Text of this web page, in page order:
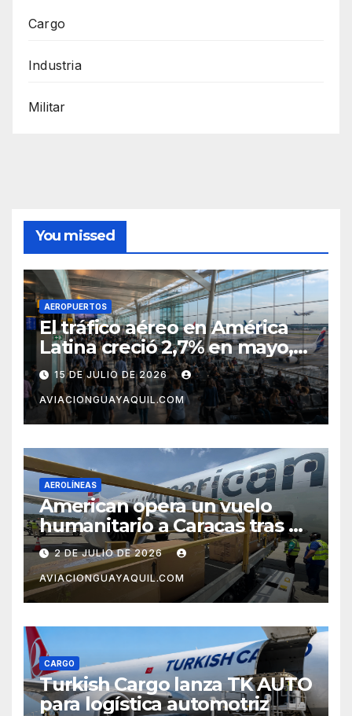
Cargo
Industria
Militar
You missed
AEROPUERTOS
El tráfico aéreo en América
Latina creció 2,7% en mayo,
pero el mercado con EE.UU.
completa tres meses en
caída
15 DE JULIO DE 2026
AVIACIONGUAYAQUIL.COM
AEROLÍNEAS
American opera un vuelo
humanitario a Caracas tras el
terremoto en Venezuela
2 DE JULIO DE 2026
AVIACIONGUAYAQUIL.COM
CARGO
Turkish Cargo lanza TK AUTO
para logística automotriz